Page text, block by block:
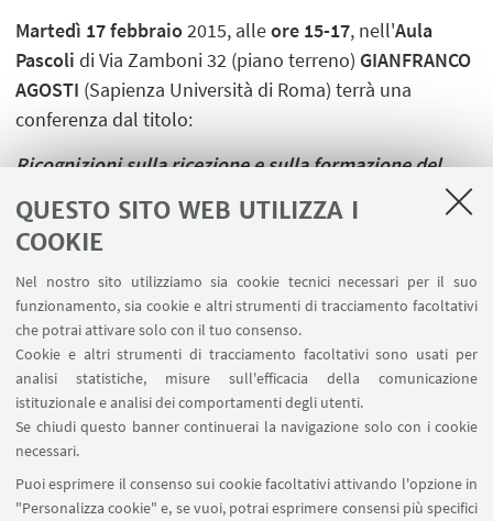
QUESTO SITO WEB UTILIZZA I
COOKIE
Nel nostro sito utilizziamo sia cookie tecnici necessari per il suo
funzionamento, sia cookie e altri strumenti di tracciamento facoltativi
che potrai attivare solo con il tuo consenso.
Cookie e altri strumenti di tracciamento facoltativi sono usati per
analisi statistiche, misure sull'efficacia della comunicazione
istituzionale e analisi dei comportamenti degli utenti.
Se chiudi questo banner continuerai la navigazione solo con i cookie
necessari.
Puoi esprimere il consenso sui cookie facoltativi attivando l'opzione in
"Personalizza cookie" e, se vuoi, potrai esprimere consensi più specifici
Martedì 17 febbraio2015, alleore 15-17, nell'Aula
Pascolidi Via Zamboni 32 (piano terreno) GIANFRANCO
AGOSTI (Sapienza Università di Roma) terrà una
conferenza dal titolo:
Ricognizioni sulla ricezione e sulla formazione del
LINK UTILI
Contatti
Area riservata
SEGUI UNIBO SU: